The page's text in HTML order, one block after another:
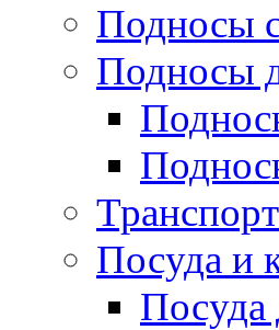
Подносы
Подносы
Посуда и
Посуда